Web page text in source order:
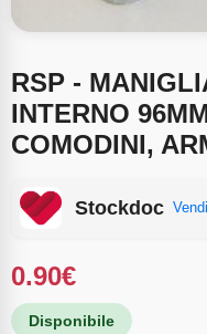
RSP -
INTERNO
COMODINI,
Stockdoc
0.90€
Disponibile